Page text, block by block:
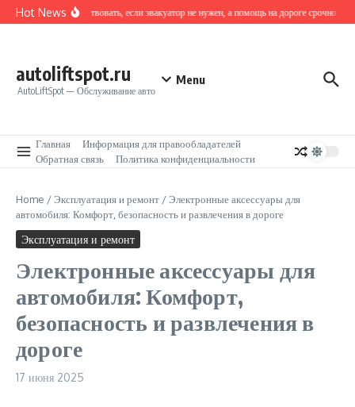
Перейти к содержанию
Hot NewsКак действовать, если эвакуатор не нужен, а помощь на дороге срочно
autoliftspot.ru
AutoLiftSpot — Обслуживание авто
Menu
Главная
Информация для правообладателей
Обратная связь
Политика конфиденциальности
Home /Эксплуатация и ремонт /Электронные аксессуары для
автомобиля: Комфорт, безопасность и развлечения в дороге
Эксплуатация и ремонт
Электронные аксессуары для
автомобиля: Комфорт,
безопасность и развлечения в
дороге
17 июня 2025